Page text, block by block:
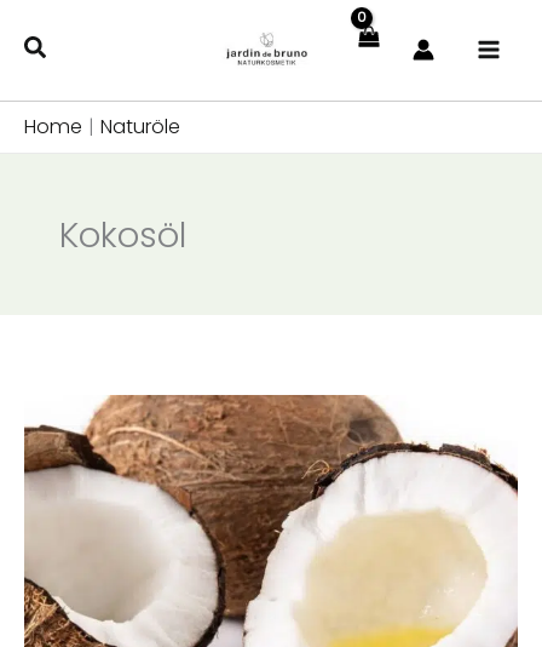
Inhalt
Home | Naturöle
Kokosöl